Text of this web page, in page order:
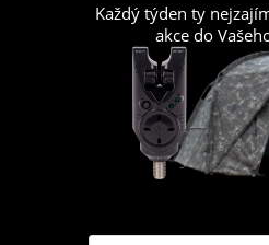
Každý týden ty
akce do